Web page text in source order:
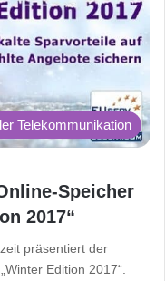
Telekommunikation
Speicher
2017“
präsentiert der
Edition 2017“.